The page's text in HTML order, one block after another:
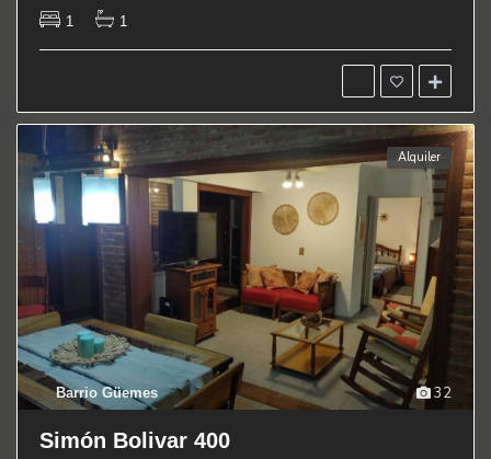
1 1
32
Barrio Güemes
Alquiler
Simón Bolivar 400
a